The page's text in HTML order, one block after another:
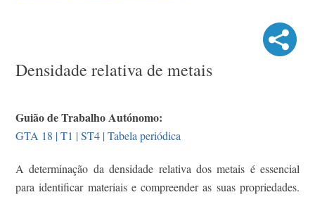
Densidade relativa de metais
Guião de Trabalho Autónomo:
GTA 18 | T1 | ST4 | Tabela periódica
A determinação da densidade relativa dos metais é essencial
para identificar materiais e compreender as suas propriedades.